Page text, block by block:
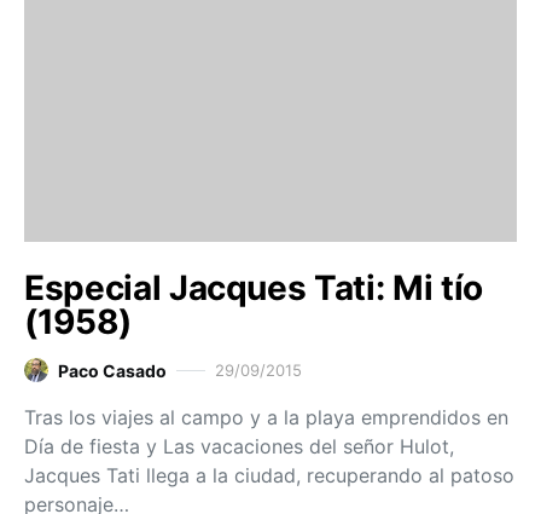
Especial Jacques Tati: Mi tío
(1958)
Paco Casado 29/09/2015
Tras los viajes al campo y a la playa emprendidos en
Día de fiesta y Las vacaciones del señor Hulot,
Jacques Tati llega a la ciudad, recuperando al patoso
personaje…